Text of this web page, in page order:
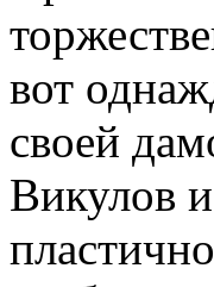
вот
своей
Викулов